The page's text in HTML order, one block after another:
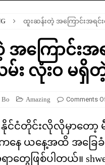
28, 2023 ] ကမ္ဘာပေါ်မှာ တစ်ခု
28, 2023 ] တွဲပေါင်း (၆၀၀) ကျေ
20, 2025 ] ဒိုင်နိုဆောတွေကို မျိုးတုံး
ထူးဆန်းတဲ့ အကြောင်းအရင်း
ကြောင်းအ
း လုံးဝ မရှိတဲ့
Bo Amazing Comments
နိုင်ငံတိုင်းလိုလိုမှာတော့
ကနေ ယနေ့အထိ အခြ
ေဖြစ်ပါတယ်။